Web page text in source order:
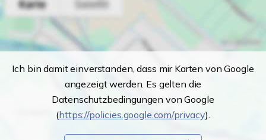
Ich bin damit einverstanden, dass mir Karten von Google
angezeigt werden. Es gelten die
Datenschutzbedingungen von Google
(https://policies.google.com/privacy).